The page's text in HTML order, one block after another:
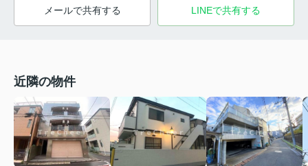
メールで共有する LINEで共有する
近隣の物件